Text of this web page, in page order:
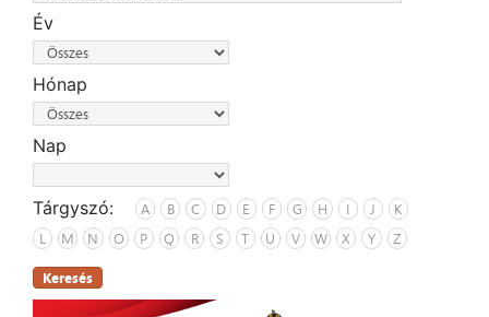
Év
Hónap
Nap
Tárgyszó: A B C D E F G H I J
K
L
M N O P Q R S T U V W X Y Z
Keresés